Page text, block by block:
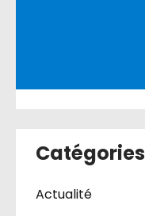
Catégories
Actualité